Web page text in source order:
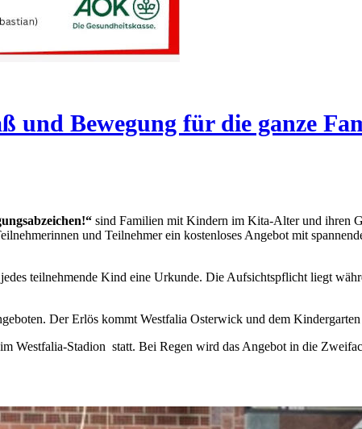
und Bewegung für die ganze
sind Familien mit Kindern im Kita-Alter und ihren
und Teilnehmer ein kostenloses Angebot mit
teilnehmende Kind eine Urkunde. Die Aufsichtspflicht liegt
Der Erlös kommt Westfalia Osterwick und dem Kindergarten
im Westfalia-Stadion statt. Bei Regen wird das Angebot in die